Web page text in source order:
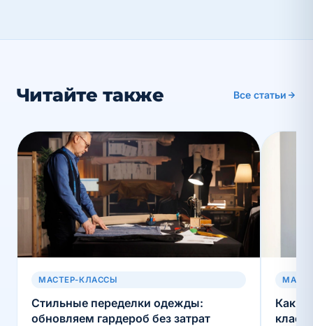
Читайте также Все статьи
МАСТЕР-КЛАССЫ
Стильные переделки одежды:
обновляем гардероб без затрат
Как
класс